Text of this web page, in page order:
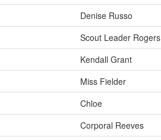
Denise Russo
Scout Leader Rogers
Kendall Grant
Miss Fielder
Chloe
Corporal Reeves